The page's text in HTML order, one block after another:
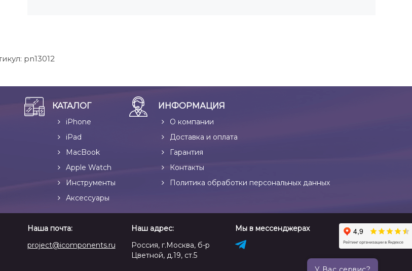
pn13012
КАТАЛОГ
iPhone
iPad
MacBook
Apple Watch
Инструменты
Аксессуары
ИНФОРМАЦИЯ
О компании
Доставка и оплата
Гарантия
Контакты
Политика обработки персональных данных
Наша почта:
project@icomponents.ru
Наш адрес:
Россия, г.Москва, б-р
Цветной, д.19, ст.5
Мы в мессенджерах